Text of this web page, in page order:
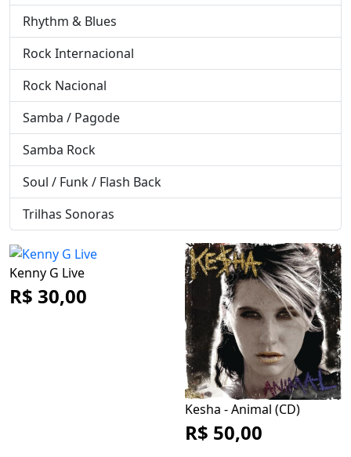
Rhythm & Blues
Rock Internacional
Rock Nacional
Samba / Pagode
Samba Rock
Soul / Funk / Flash Back
Trilhas Sonoras
Kenny G Live
R$ 30,00
Kesha - Animal (CD)
R$ 50,00